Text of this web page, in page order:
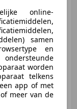
online-
samen
en
worden
telkens
app of met
meer van de